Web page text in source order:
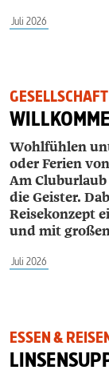
Juli 2026
GESELLSCHAFT
Wohlfühlen
oder Ferien
Am
die Geister.
Reisekonzept
und mit
Juli 2026
ESSEN &